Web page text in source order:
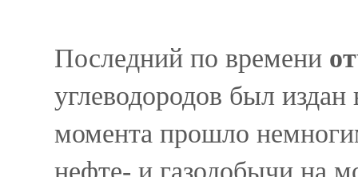
Последний по времени
углеводородов был
момента прошло
нефте- и газодобычи на